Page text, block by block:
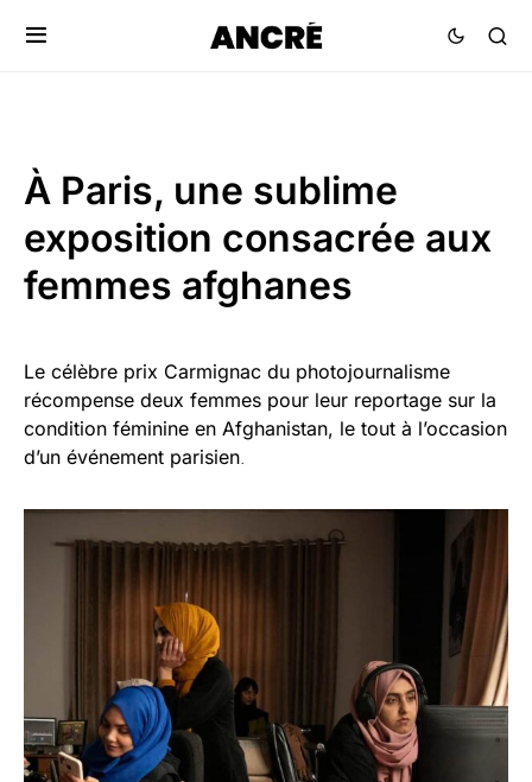
À Paris, une sublime
exposition consacrée aux
femmes afghanes
Le célèbre prix Carmignac du photojournalisme
récompense deux femmes pour leur reportage sur la
condition féminine en Afghanistan, le tout à l’occasion
d’un événement parisien.